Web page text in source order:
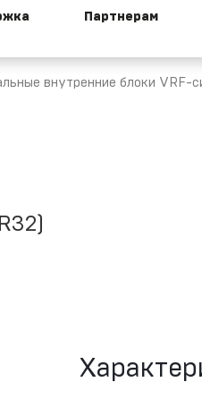
Партнерам
внутренние блоки VRF-